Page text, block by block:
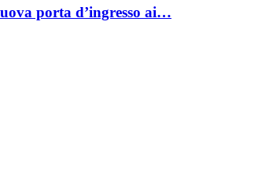
porta d’ingresso ai…